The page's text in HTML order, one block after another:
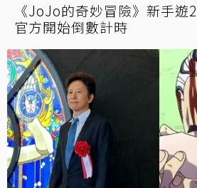
《JoJo的奇妙冒險》新手遊
官方開始倒數計時